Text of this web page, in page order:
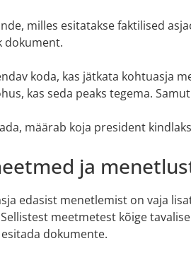
milles esitatakse faktilised
dokument.
koda, kas jätkata kohtuasja
kas seda peaks tegema.
määrab koja president
ja
edasist menetlemist on vaja
meetmetest kõige
dokumente.